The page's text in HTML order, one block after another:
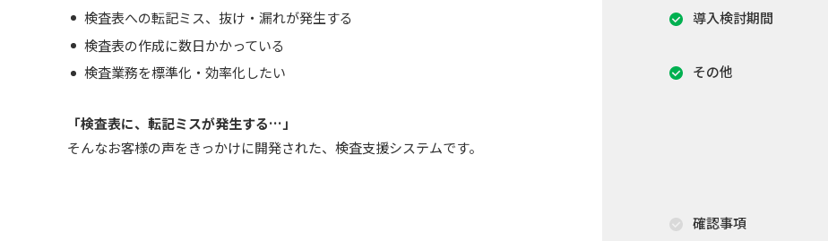
検査表への転記ミス、抜け・漏れが発生する
検査表の作成に数日かかっている
検査業務を標準化・効率化したい
「検査表に、転記ミスが発生する…」
そんなお客様の声をきっかけに開発された、検査支援システムです。
導入検討期間
その他
確認事項